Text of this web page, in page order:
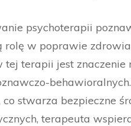
psychoterapii
rolę w poprawie
tej terapii jest
stwarza bezpieczne
terapeuta